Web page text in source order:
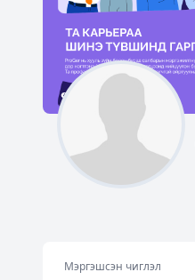
Мэргэшсэн чиглэл